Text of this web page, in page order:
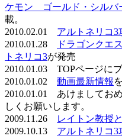
ケモン ゴールド・シルバ
載。
2010.02.01 アルトネリコ3
2010.01.28
ドラゴンクエ
トネリコ3が発売
2010.01.03 TOPページに
2010.01.02 動画最新情報
2010.01.01 あけましてお
しくお願いします。
2009.11.26
レイトン教授
2009.10.13 アルトネリコ3